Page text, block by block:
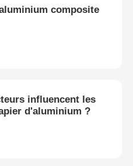
composite
influencent les
d'aluminium ?